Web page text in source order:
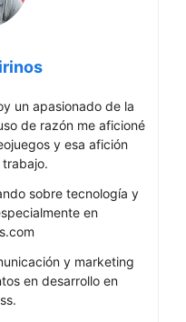
un apasionado de la
de razón me aficioné
y esa afición
sobre tecnología y
en
y marketing
en desarrollo en